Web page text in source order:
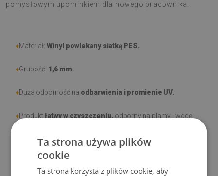
pomysłowym upominkiem dla nowego pracownika.
♦Materiał: Winyl powlekany siatką PES.
♦Grubość: 1,6 mm.
♦Duża odporność na odbarwienia i promienie UV.
♦Produktłatwy w czyszczeniu, odporny na plamy i wodę.
Prosimy pamiętać, że uszkodzenia powstałe przy
użytkowaniu wynikające z upływu czasu (np. przetarcia) nie
podlegają reklamacjom.
Ta strona używa plików
cookie
Ta strona korzysta z plików cookie, aby